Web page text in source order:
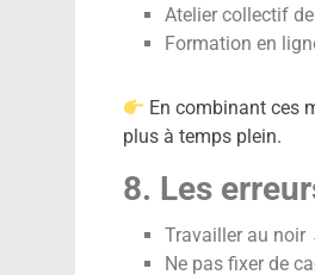
Atelier collectif
Formation en
En combinant ces
plus à temps plein.
8. Les
Travailler au noir
Ne pas fixer de